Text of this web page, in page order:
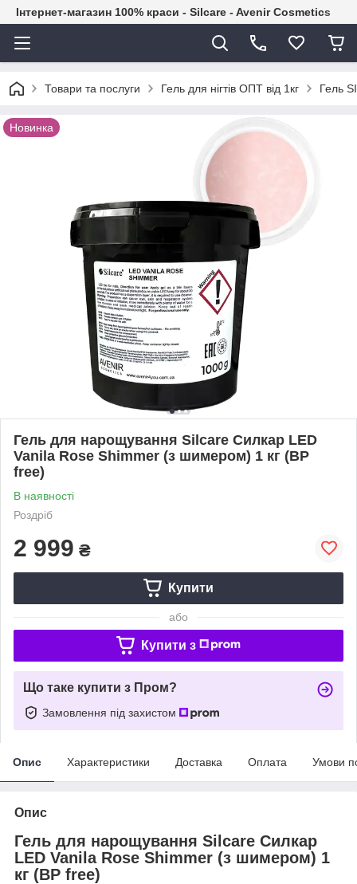
Інтернет-магазин 100% краси - Silcare - Avenir Cosmetics
Товари та послуги Гель для нігтів ОПТ від 1кг Гель
Новинка
Гель для нарощування Silcare Силкар LED
Vanila Rose Shimmer (з шимером) 1 кг (BP
free)
В наявності
Роздріб
2 999 ₴
Купити
або
Купити з
Що таке купити з Пром?
Замовлення під захистом
Опис Характеристики Доставка Оплата Умови
Опис
Гель для нарощування Silcare Силкар
LED Vanila Rose Shimmer (з шимером) 1
кг (BP free)